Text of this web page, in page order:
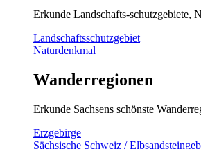
Erkunde Landschafts-schutzgebiete,
Landschaftsschutzgebiet
Naturdenkmal
Wanderregionen
Erkunde Sachsens schönste
Erzgebirge
Sächsische Schweiz /